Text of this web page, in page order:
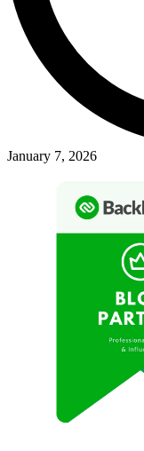
January 7, 2026